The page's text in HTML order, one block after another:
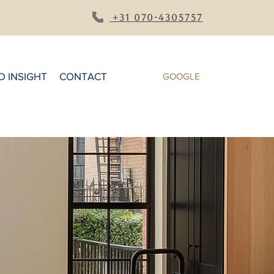
+31 070-4305757
INSIGHT CONTACT GOOGLE